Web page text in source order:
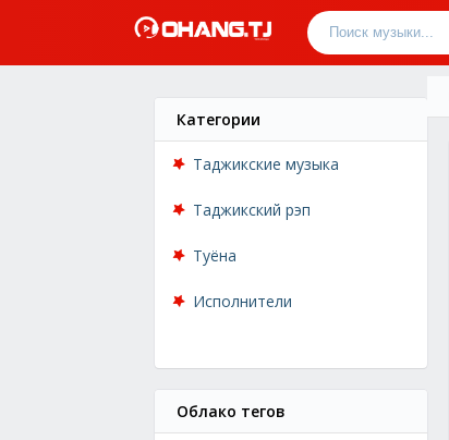
Категории
Таджикские музыка
Таджикский рэп
Туёна
Исполнители
Облако тегов